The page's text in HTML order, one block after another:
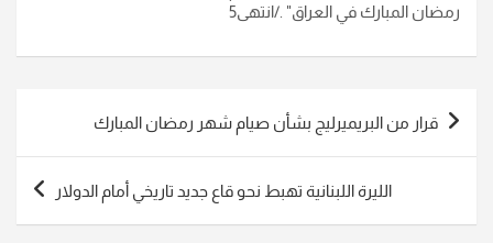
رمضان المبارك في العراق" ./انتهى5
تصفّح
المقالات
قرار من البريميرليج بشأن صيام شهر رمضان المبارك
الليرة اللبنانية تهبط نحو قاع جديد تاريخي أمام الدولار